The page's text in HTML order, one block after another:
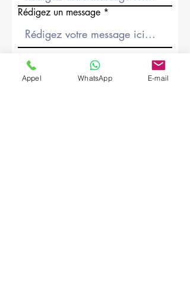
Rédigez un message
Société
Appel WhatsApp E-mail